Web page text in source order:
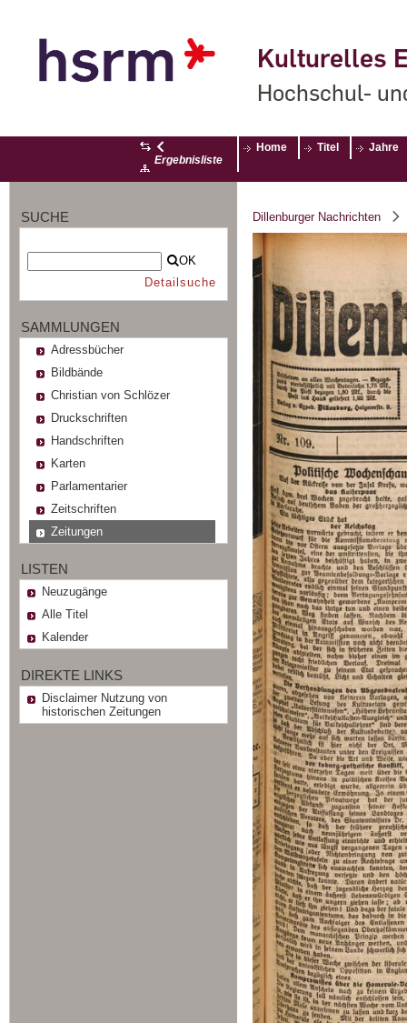
Kulturelles
Hochschul-
Ergebnisliste
Home Titel Jahre
SUCHE
OK
Detailsuche
SAMMLUNGEN
Adressbücher
Bildbände
Christian von Schlözer
Druckschriften
Handschriften
Karten
Parlamentarier
Zeitschriften
Zeitungen
LISTEN
Neuzugänge
Alle Titel
Kalender
DIREKTE LINKS
Disclaimer Nutzung von
historischen Zeitungen
Dillenburger Nachrichten